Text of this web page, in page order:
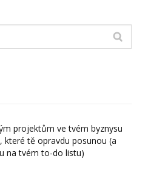
projektům ve tvém byznysu
které tě opravdu posunou (a
na tvém to-do listu)